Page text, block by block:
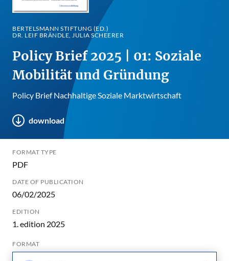
BERTELSMANN STIFTUNG (ED.)
DR. LEIF BRÄNDLE, JULIA SCHEERER
Policy Brief 2025 | 01: Soziale
Mobilität und Gründung
Policy Brief Nachhaltige Soziale Marktwirtschaft
download
FORMAT TYPE
PDF
DATE OF PUBLICATION
06/02/2025
EDITION
1. edition 2025
FORMAT